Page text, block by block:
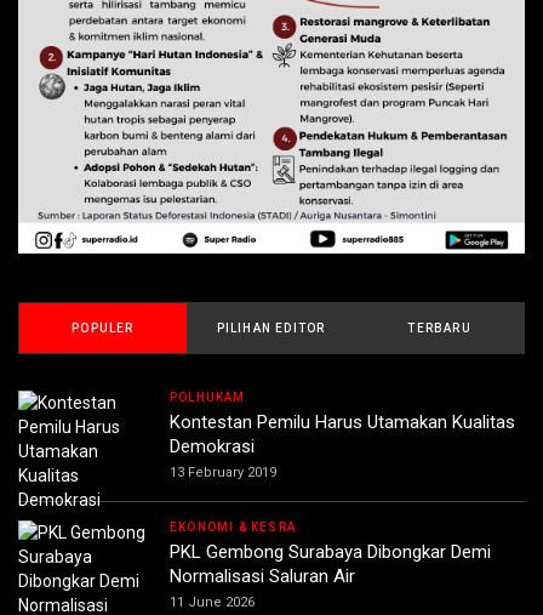
POPULER PILIHAN EDITOR TERBARU
POLHUKAM
Kontestan Pemilu Harus Utamakan Kualitas
Demokrasi
13 February 2019
EKONOMI & KESRA
PKL Gembong Surabaya Dibongkar Demi
Normalisasi Saluran Air
11 June 2026